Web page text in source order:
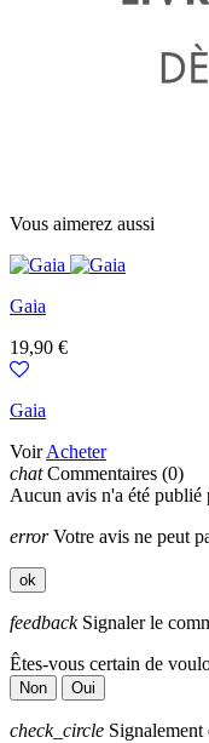
Vous aimerez aussi
Gaia
Prix
19,90 €
Gaia
VoirAcheter
chatCommentaires (0)
Aucun avis n'a été publié
errorVotre avis ne peut
ok
feedbackSignaler le
Êtes-vous certain de
Non Oui
check_circle Signalement